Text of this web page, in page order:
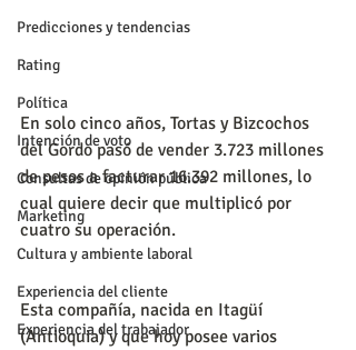
Predicciones y tendencias
Rating
Política
Intención de voto
Consultas de opinión pública
Marketing
Cultura y ambiente laboral
Experiencia del cliente
Experiencia del trabajador
En solo cinco años, Tortas y Bizcochos
del Gordo pasó de vender 3.723 millones
de pesos a facturar 16.392 millones, lo
cual quiere decir que multiplicó por
cuatro su operación.
Esta compañía, nacida en Itagüí
(Antioquia) y que hoy posee varios